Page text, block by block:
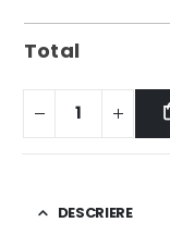
Total
DESCRIERE